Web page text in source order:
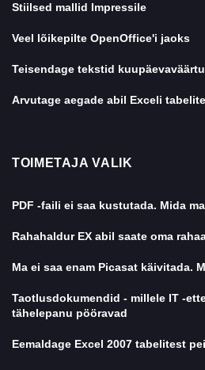
Stiilsed mallid Impressile
Veel lõikepilte OpenOffice'i jaoks
Teisendage tekstid
Arvutage aegade abil Exceli
TOIMETAJA VALIK
PDF -faili ei saa kustutada. Mida
Rahahaldur EX abil saate oma
Ma ei saa enam Picasat käivitada.
Taotlusdokumendid - millele IT -
tähelepanu pööravad
Eemaldage Excel 2007 tabelitest